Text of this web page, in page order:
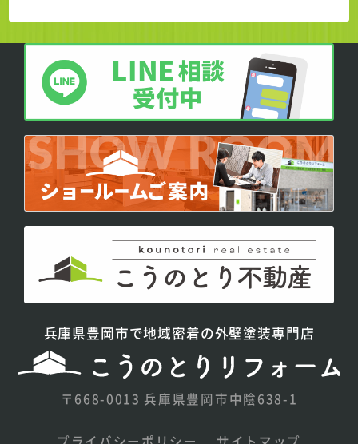
兵庫県豊岡市で地域密着の外壁塗装専門店
〒668-0013 兵庫県豊岡市中陰638-1